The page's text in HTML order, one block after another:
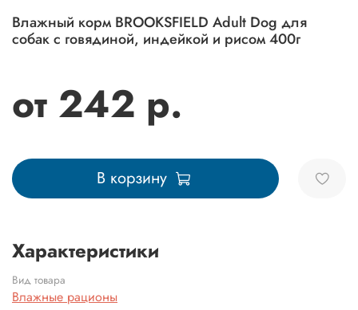
Влажный корм BROOKSFIELD Adult Dog для
собак с говядиной, индейкой и рисом 400г
от 242 р.
В корзину
Характеристики
Вид товара
Влажные рационы